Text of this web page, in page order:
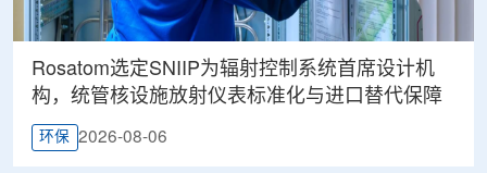
Rosatom选定SNIIP为辐射控制系统首席设计机
构，统管核设施放射仪表标准化与进口替代保障
环保 2026-08-06